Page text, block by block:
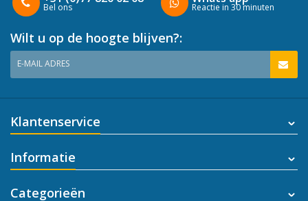
Bel ons Reactie in 30 minuten
Wilt u op de hoogte blijven?:
E-MAIL ADRES
Klantenservice
Informatie
Categorieën